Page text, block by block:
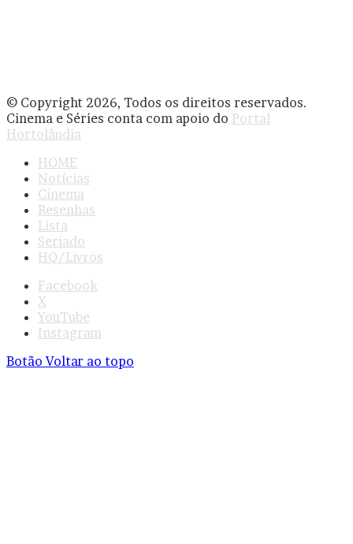
© Copyright 2026, Todos os direitos reservados.
Cinema e Séries conta com apoio do Portal
Hortolândia
HOME
Notícias
Cinema
Resenhas
Lista
Seriado
HQ/Livros
Facebook
X
YouTube
Instagram
Botão Voltar ao topo